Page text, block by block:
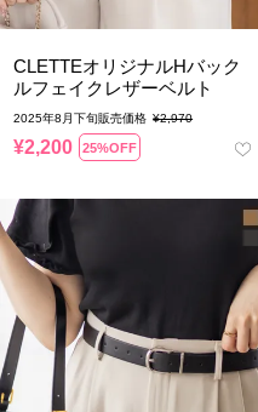
CLETTEオリジナルHバック
ルフェイクレザーベルト
2025年8月下旬販売価格 ¥2,970
¥2,200 25%OFF